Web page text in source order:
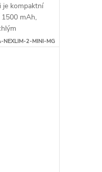
je kompaktní
mAh,
a cartridgí
NEXLIM-2-MINI-MG